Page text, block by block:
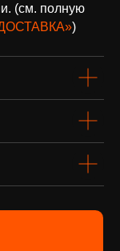
(см. полную
)